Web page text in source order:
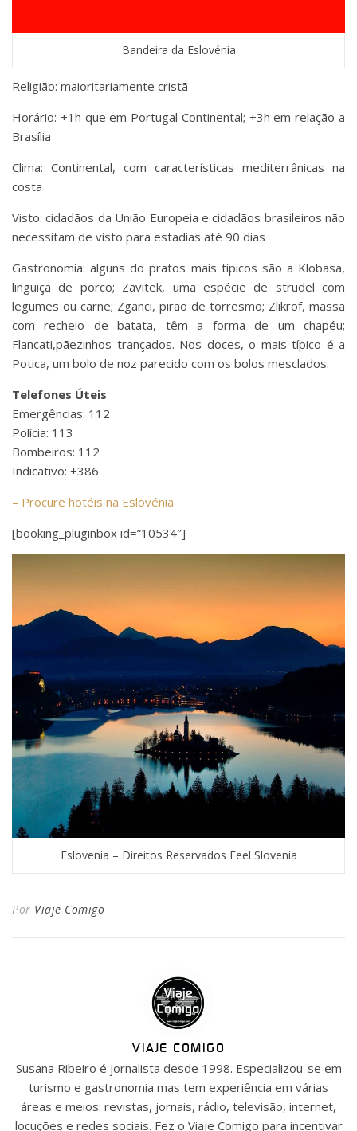
Bandeira da Eslovénia
Religião: maioritariamente cristã
Horário: +1h que em Portugal Continental; +3h em relação a
Brasília
Clima: Continental, com características mediterrânicas na
costa
Visto: cidadãos da União Europeia e cidadãos brasileiros não
necessitam de visto para estadias até 90 dias
Gastronomia: alguns do pratos mais típicos são a Klobasa,
linguiça de porco; Zavitek, uma espécie de strudel com
legumes ou carne; Zganci, pirão de torresmo; Zlikrof, massa
com recheio de batata, têm a forma de um chapéu;
Flancati,pãezinhos trançados. Nos doces, o mais típico é a
Potica, um bolo de noz parecido com os bolos mesclados.
Telefones Úteis
Emergências: 112
Polícia: 113
Bombeiros: 112
Indicativo: +386
– Procure hotéis na Eslovénia
[booking_pluginbox id=”10534″]
Eslovenia – Direitos Reservados Feel Slovenia
Por Viaje Comigo
VIAJE COMIGO
Susana Ribeiro é jornalista desde 1998. Especializou-se em
turismo e gastronomia mas tem experiência em várias
áreas e meios: revistas, jornais, rádio, televisão, internet,
locuções e redes sociais. Fez o Viaje Comigo para incentivar